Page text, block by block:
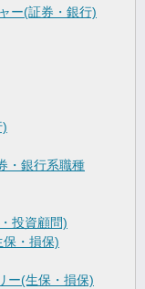
ー(証券・銀行)
)
・銀行系職種
投資顧問)
・損保)
ー(生保・損保)